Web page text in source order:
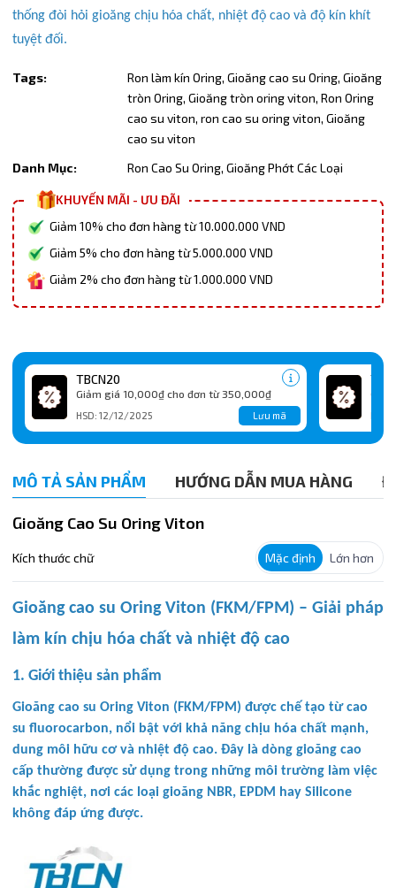
thống đòi hỏi gioăng chịu hóa chất, nhiệt độ cao và độ kín khít
tuyệt đối.
Tags: Ron làm kín Oring, Gioăng cao su Oring, Gioăng
tròn Oring, Gioăng tròn oring viton, Ron Oring
cao su viton, ron cao su oring viton, Gioăng
cao su viton
Danh Mục:
Ron Cao Su Oring, Gioăng Phớt Các Loại
KHUYẾN MÃI - ƯU ĐÃI
Giảm 10% cho đơn hàng từ 10.000.000 VND
Giảm 5% cho đơn hàng từ 5.000.000 VND
Giảm 2% cho đơn hàng từ 1.000.000 VND
TBCN20
Giảm giá 10,000₫ cho đơn từ 350,000₫
HSD: 12/12/2025 Lưu mã
MÔ TẢ SẢN PHẨM HƯỚNG DẪN MUA HÀNG
Gioăng Cao Su Oring Viton
Kích thước chữ Mặc định Lớn hơn
Gioăng cao su Oring Viton (FKM/FPM) – Giải pháp
làm kín chịu hóa chất và nhiệt độ cao
1. Giới thiệu sản phẩm
Gioăng cao su Oring Viton (FKM/FPM) được chế tạo từ cao
su fluorocarbon, nổi bật với khả năng chịu hóa chất mạnh,
dung môi hữu cơ và nhiệt độ cao. Đây là dòng gioăng cao
cấp thường được sử dụng trong những môi trường làm việc
khắc nghiệt, nơi các loại gioăng NBR, EPDM hay Silicone
không đáp ứng được.